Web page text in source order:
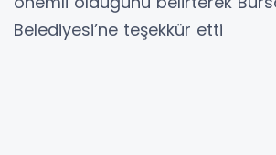
Belediyesi’ne teşekkür etti